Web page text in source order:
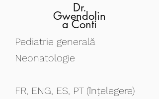
Dr.
Gwendolin
a Conti
Pediatrie generală
Neonatologie
FR, ENG, ES, PT (înțelegere)